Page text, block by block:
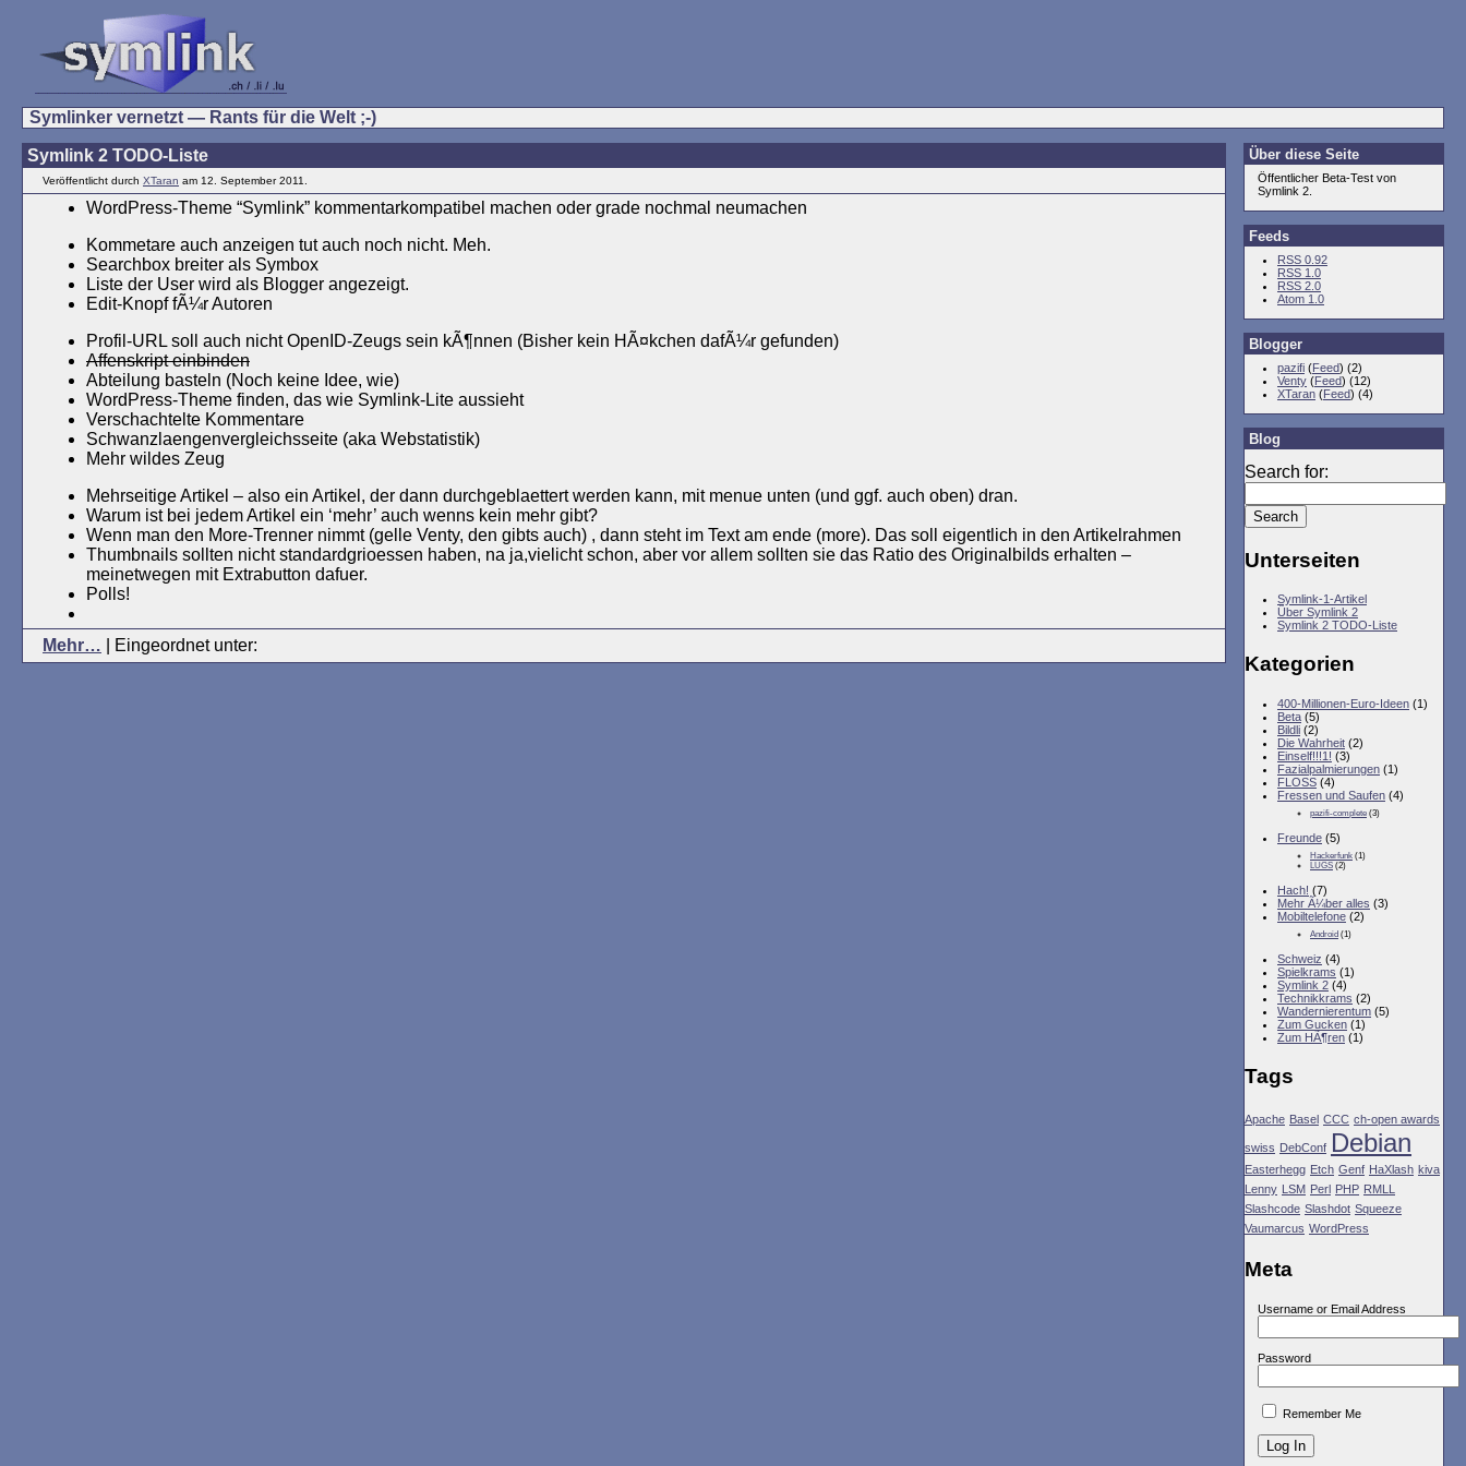
Symlinker vernetzt — Rants für die Welt ;-)
Über diese Seite
Öffentlicher Beta-Test von
Symlink 2.
Feeds
RSS 0.92
RSS 1.0
RSS 2.0
Atom 1.0
Blogger
pazifi (Feed) (2)
Venty (Feed) (12)
XTaran (Feed) (4)
Blog
Search for:
Unterseiten
Symlink-1-Artikel
Über Symlink 2
Symlink 2 TODO-Liste
Kategorien
400-Millionen-Euro-Ideen (1)
Beta (5)
Bildli (2)
Die Wahrheit (2)
Einself!!!1! (3)
Fazialpalmierungen (1)
FLOSS (4)
Fressen und Saufen (4)
pazifi-complete (3)
Freunde (5)
Hackerfunk (1)
LUGS (2)
Hach! (7)
Mehr Ã¼ber alles (3)
Mobiltelefone (2)
Android (1)
Schweiz (4)
Spielkrams (1)
Symlink 2 (4)
Technikkrams (2)
Wandernierentum (5)
Zum Gucken (1)
Zum HÃ¶ren (1)
Tags
Apache Basel CCC ch-open awards
swiss DebConf Debian
Easterhegg Etch Genf HaXlash kiva
Lenny
LSM Perl PHP RMLL
Slashcode Slashdot Squeeze
Vaumarcus WordPress
Meta
Username or Email Address
Password
Remember Me
Symlink 2 TODO-Liste
Veröffentlicht durch XTaran am 12. September 2011.
WordPress-Theme “Symlink” kommentarkompatibel machen oder grade nochmal neumachen
Kommetare auch anzeigen tut auch noch nicht. Meh.
Searchbox breiter als Symbox
Liste der User wird als Blogger angezeigt.
Edit-Knopf fÃ¼r Autoren
Profil-URL soll auch nicht OpenID-Zeugs sein kÃ¶nnen (Bisher kein HÃ¤kchen dafÃ¼r gefunden)
Affenskript einbinden
Abteilung basteln (Noch keine Idee, wie)
WordPress-Theme finden, das wie Symlink-Lite aussieht
Verschachtelte Kommentare
Schwanzlaengenvergleichsseite (aka Webstatistik)
Mehr wildes Zeug
Mehrseitige Artikel – also ein Artikel, der dann durchgeblaettert werden kann, mit menue unten (und ggf. auch oben) dran.
Warum ist bei jedem Artikel ein ‘mehr’ auch wenns kein mehr gibt?
Wenn man den More-Trenner nimmt (gelle Venty, den gibts auch) , dann steht im Text am ende (more). Das soll eigentlich in den Artikelrahmen
Thumbnails sollten nicht standardgrioessen haben, na ja,vielicht schon, aber vor allem sollten sie das Ratio des Originalbilds erhalten –
meinetwegen mit Extrabutton dafuer.
Polls!
Mehr… | Eingeordnet unter: